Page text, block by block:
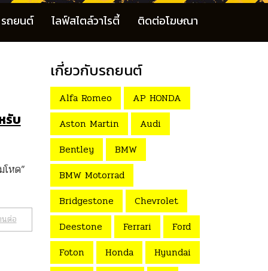
รถยนต์ ไลฟ์สไตล์วาไรตี้ ติดต่อโฆษณา
รับ
หด”
นต่อ
เกี่ยวกับรถยนต์
Alfa Romeo
AP HONDA
Aston Martin
Audi
Bentley
BMW
BMW Motorrad
Bridgestone
Chevrolet
Deestone
Ferrari
Ford
Foton
Honda
Hyundai